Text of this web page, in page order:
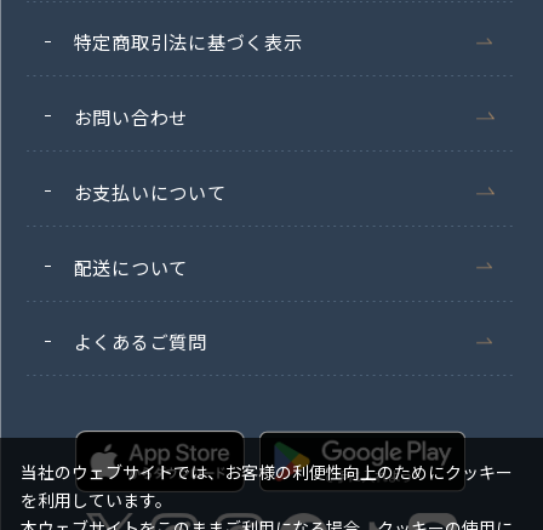
特定商取引法に基づく表示
お問い合わせ
お支払いについて
配送について
よくあるご質問
当社のウェブサイトでは、お客様の利便性向上のためにクッキー
を利用しています。